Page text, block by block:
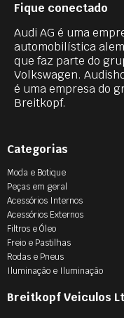
Fique conectado
Audi AG é uma
automobilística
que faz parte do
Volkswagen.
é uma empresa do
Breitkopf.
Categorias
Moda e Botique
Peças em geral
Acessórios Internos
Acessórios Externos
Filtros e Óleo
Freio e Pastilhas
Rodas e Pneus
Iluminação e Iluminação
Breitkopf Veiculos